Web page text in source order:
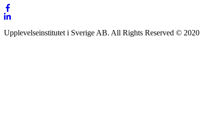
Upplevelseinstitutet i Sverige AB. All Rights Reserved © 2020